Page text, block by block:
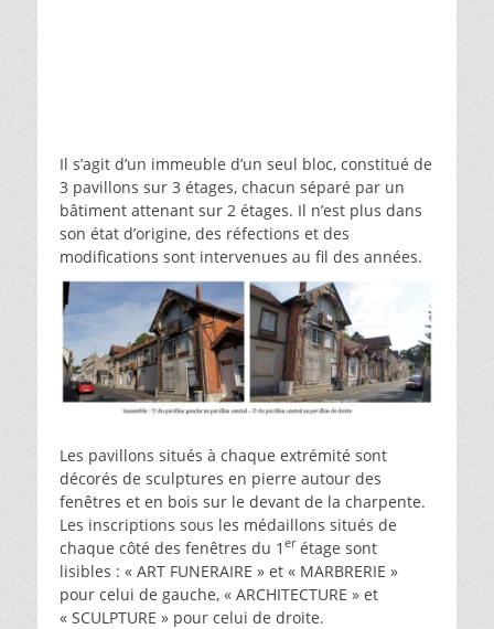
Il s’agit d’un immeuble d’un seul bloc, constitué de
3 pavillons sur 3 étages, chacun séparé par un
bâtiment attenant sur 2 étages. Il n’est plus dans
son état d’origine, des réfections et des
modifications sont intervenues au fil des années.
Les pavillons situés à chaque extrémité sont
décorés de sculptures en pierre autour des
fenêtres et en bois sur le devant de la charpente.
Les inscriptions sous les médaillons situés de
chaque côté des fenêtres du 1 erétage sont
lisibles : « ART FUNERAIRE » et « MARBRERIE »
pour celui de gauche, « ARCHITECTURE » et
« SCULPTURE » pour celui de droite.